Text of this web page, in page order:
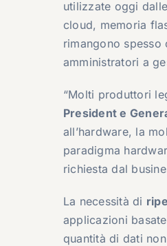
utilizzate oggi
cloud, memoria
rimangono spesso
amministratori a
“Molti produttori
President e
all’hardware, la
paradigma
richiesta dal
La necessità di
applicazioni
quantità di dati